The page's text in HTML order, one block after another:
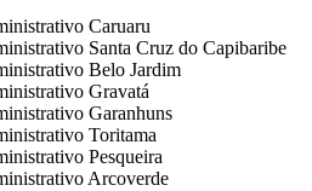
Caruaru
Santa Cruz do Capibaribe
Belo Jardim
Gravatá
Garanhuns
Toritama
Pesqueira
Arcoverde